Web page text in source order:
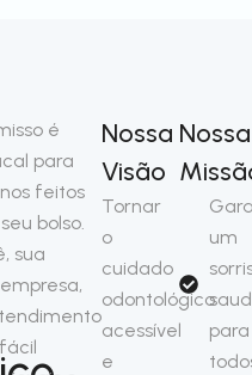
é
para
feitos
bolso.
sua
Nossa
Visão
Tornar
o
cuidado
odontológico
acessível
e
Nossa
um
para